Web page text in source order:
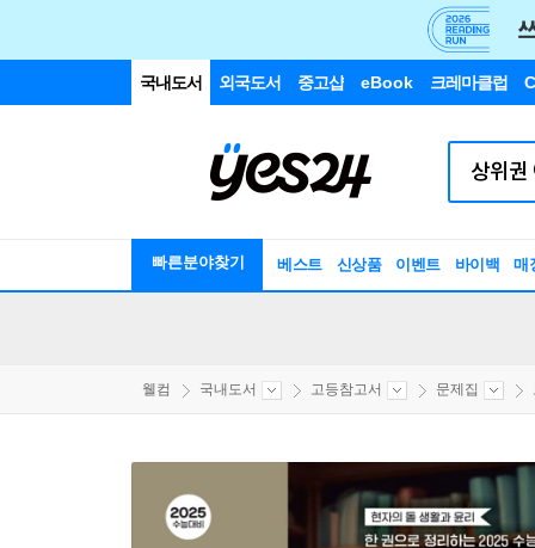
국내도서 외국도서 중고샵 eBook 크레마클럽
빠른분야찾기 베스트 신상품 이벤트 바이백 매
웰컴 국내도서 고등참고서 문제집